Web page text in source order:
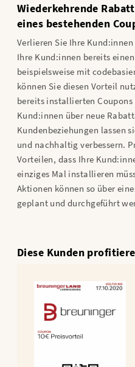
Wiederkehrende
eines bestehenden
Verlieren Sie Ihre
Ihre Kund:innen bereits
beispielsweise mit
können Sie diesen Vorteil
bereits installierten
Kund:innen über neue
Kundenbeziehungen lassen
und nachhaltig verbessern.
Vorteilen, dass Ihre
einziges Mal installieren
Aktionen können so über
geplant und durchgeführt
Diese Kunden